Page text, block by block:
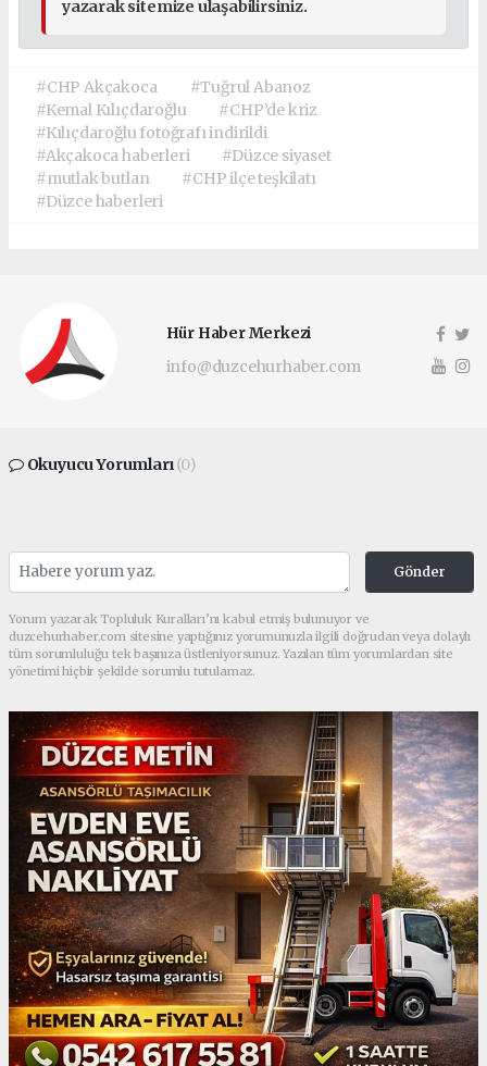
yazarak sitemize ulaşabilirsiniz.
#CHP Akçakoca
#Tuğrul Abanoz
#Kemal Kılıçdaroğlu
#CHP’de kriz
#Kılıçdaroğlu fotoğrafı indirildi
#Akçakoca haberleri
#Düzce siyaset
#mutlak butlan
#CHP ilçe teşkilatı
#Düzce haberleri
Hür Haber Merkezi
info@duzcehurhaber.com
Okuyucu Yorumları(0)
Gönder
Yorum yazarak Topluluk Kuralları’nı kabul etmiş bulunuyor ve
duzcehurhaber.com sitesine yaptığınız yorumunuzla ilgili doğrudan veya dolaylı
tüm sorumluluğu tek başınıza üstleniyorsunuz. Yazılan tüm yorumlardan site
yönetimi hiçbir şekilde sorumlu tutulamaz.